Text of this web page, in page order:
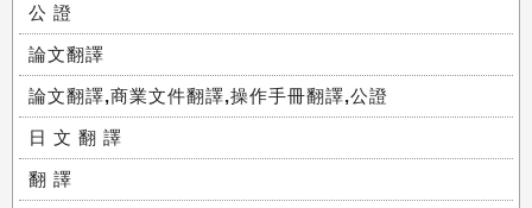
公 證
論文翻譯
論文翻譯,商業文件翻譯,操作手冊翻譯,公證
日 文 翻 譯
翻 譯